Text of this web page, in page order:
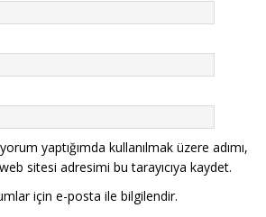
yaptığımda kullanılmak üzere adımı,
sitesi adresimi bu tarayıcıya kaydet.
için e-posta ile bilgilendir.